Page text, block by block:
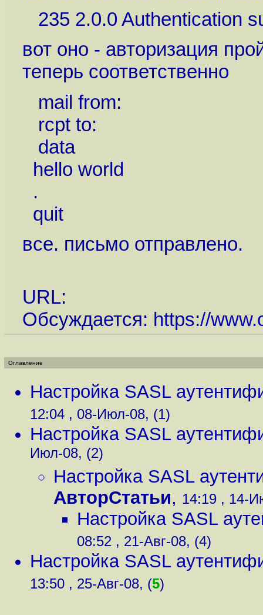
235 2.0.0 Authentication
вот оно - авторизация
теперь соответственно
mail from:
rcpt to:
data
hello world
.
quit
все. письмо отправлено.
URL:
Обсуждается: https://
Оглавление
Настройка SASL
12:04 , 08-Июл-08, (1)
Настройка SASL
Июл-08, (2)
Настройка SASL
АвторСтатьи, 14:19 , 14-
Настройка SASL
08:52 , 21-Авг-08, (4)
Настройка SASL
13:50 , 25-Авг-08, (5)